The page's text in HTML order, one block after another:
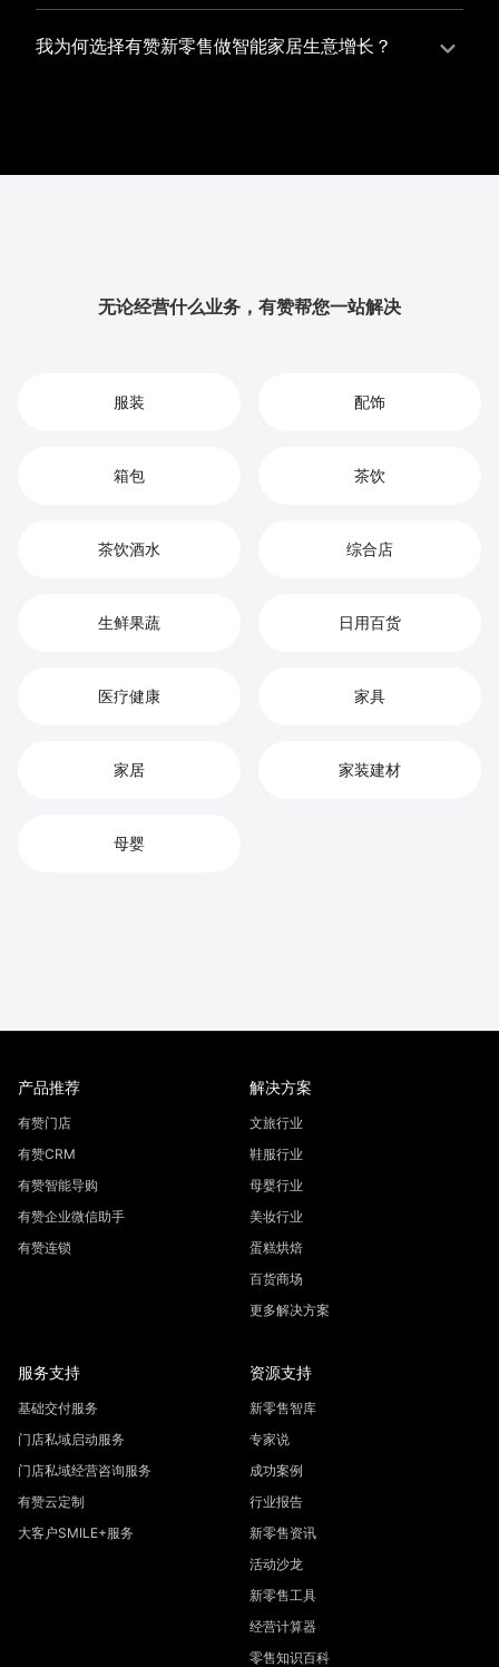
有赞新零售作为业内领先的一站式解决方案，整合线上
线下渠道、提供多样化店铺搭建、会员营销和大数据分
我为何选择有赞新零售做智能家居生意增长？
无论经营什么业务，有赞帮您一站解决
服装 配饰
箱包 茶饮
茶饮酒水 综合店
生鲜果蔬 日用百货
医疗健康 家具
家居 家装建材
母婴
产品推荐
有赞门店
有赞CRM
有赞智能导购
有赞企业微信助手
有赞连锁
解决方案
文旅行业
鞋服行业
母婴行业
美妆行业
蛋糕烘焙
百货商场
更多解决方案
服务支持
基础交付服务
门店私域启动服务
门店私域经营咨询服务
有赞云定制
大客户SMILE+服务
资源支持
新零售智库
专家说
成功案例
行业报告
新零售资讯
活动沙龙
新零售工具
经营计算器
零售知识百科